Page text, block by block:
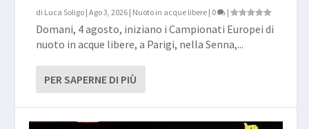
di Luca Soligo |Ago 3, 2026 | Nuoto in acque libere | 0 |
Domani, 4 agosto, iniziano i Campionati Europei di
nuoto in acque libere, a Parigi, nella Senna,...
PER SAPERNE DI PIÙ